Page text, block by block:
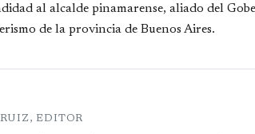
al alcalde pinamarense, aliado del
de la provincia de Buenos Aires.
EDITOR